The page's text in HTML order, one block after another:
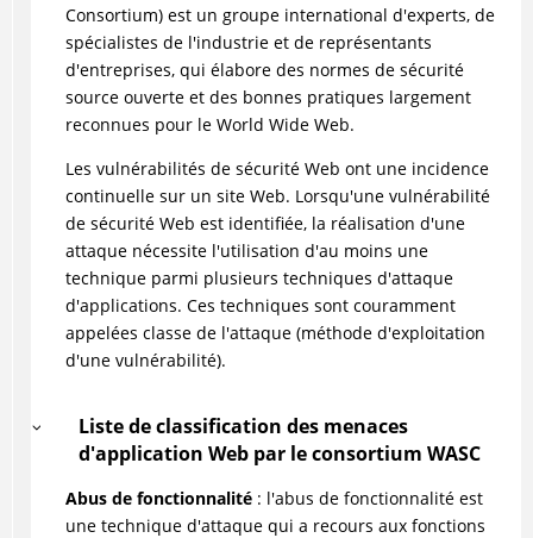
Consortium) est un groupe international d'experts, de
spécialistes de l'industrie et de représentants
d'entreprises, qui élabore des normes de sécurité
source ouverte et des bonnes pratiques largement
reconnues pour le World Wide Web.
Les vulnérabilités de sécurité Web ont une incidence
continuelle sur un site Web. Lorsqu'une vulnérabilité
de sécurité Web est identifiée, la réalisation d'une
attaque nécessite l'utilisation d'au moins une
technique parmi plusieurs techniques d'attaque
d'applications. Ces techniques sont couramment
appelées classe de l'attaque (méthode d'exploitation
d'une vulnérabilité).
Liste de classification des menaces
d'application Web par le consortium WASC
Abus de fonctionnalité: l'abus de fonctionnalité est
une technique d'attaque qui a recours aux fonctions